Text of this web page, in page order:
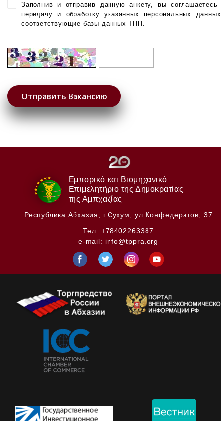
Заполнив и отправив данную анкету, вы соглашаетесь
передачу и обработку указанных персональных
соответствующие базы данных ТПП.
Εμπορικό και Βιομηχανικό
Επιμελητήριο της Δημοκρατίας
της Αμπχαζίας
Республика Абхазия,
г.Сухум, ул.Конфедератов, 37
Тел: +78402263387
e-mail: info@tppra.org